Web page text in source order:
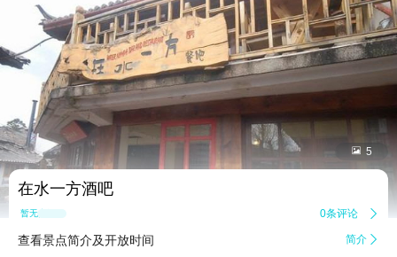
 5
在水一方酒吧
暂无点评 0条评论 
查看景点简介及开放时间 简介 